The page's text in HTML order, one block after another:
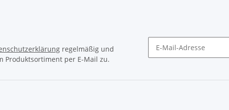
regelmäßig und
per E-Mail zu.